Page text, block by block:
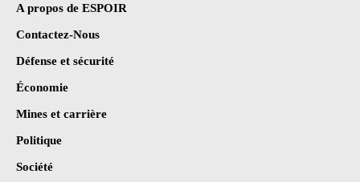
A propos de ESPOIR
Contactez-Nous
Défense et sécurité
Économie
Mines et carrière
Politique
Société